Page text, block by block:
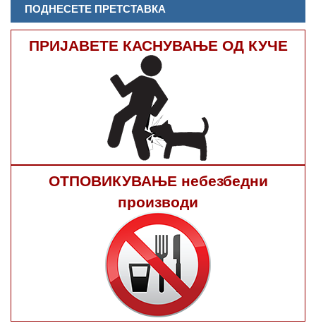
ПОДНЕСЕТЕ ПРЕТСТАВКА
ПРИЈАВЕТЕ КАСНУВАЊЕ ОД КУЧЕ
ОТПОВИКУВАЊЕ небезбедни
производи